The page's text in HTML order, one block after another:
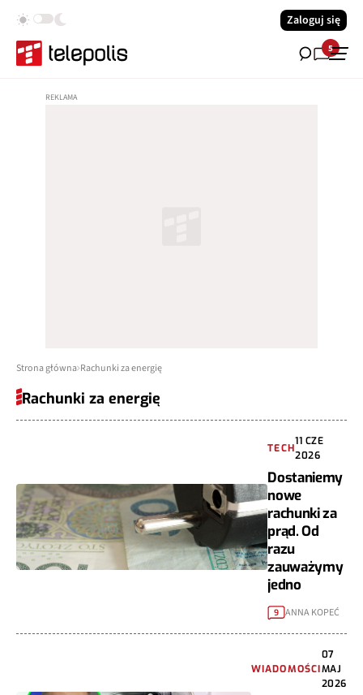
Zaloguj się
5
Strona główna Rachunki za energię
Rachunki za energię
TECH
11 CZE
2026
Dostaniemy
nowe
rachunki za
prąd. Od
razu
zauważymy
jedno
9 ANNA KOPEĆ
WIADOMOŚCI
07
MAJ
2026